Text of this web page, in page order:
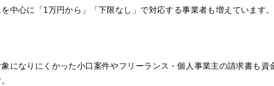
中心に「1万円から」「下限なし」で対応する事業者も増えています。
になりにくかった小口案件やフリーランス・個人事業主の請求書も資